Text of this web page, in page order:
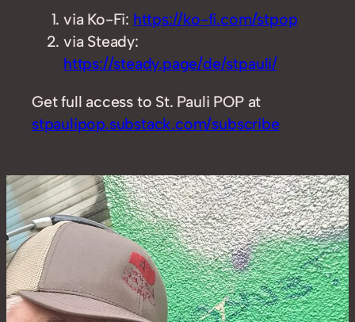
via Ko-Fi: https://ko-fi.com/stpop
via Steady:
https://steady.page/de/stpauli/
Get full access to St. Pauli POP at
stpaulipop.substack.com/subscribe